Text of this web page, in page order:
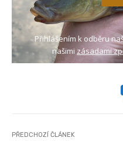
Přihlášením k odběru
našimi zásadami
PŘEDCHOZÍ ČLÁNEK